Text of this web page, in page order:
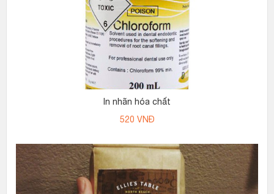
In nhãn hóa chất
520 VNĐ